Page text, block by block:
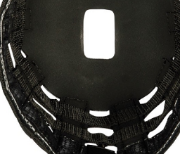
28,95
Horse Graasmasker
Deze graaskorf heeft een
aanzienlijk minder gras
Maar door de extra ruimte
extra luchtig
En er kan wel normaal